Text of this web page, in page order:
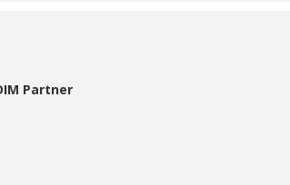
Partner